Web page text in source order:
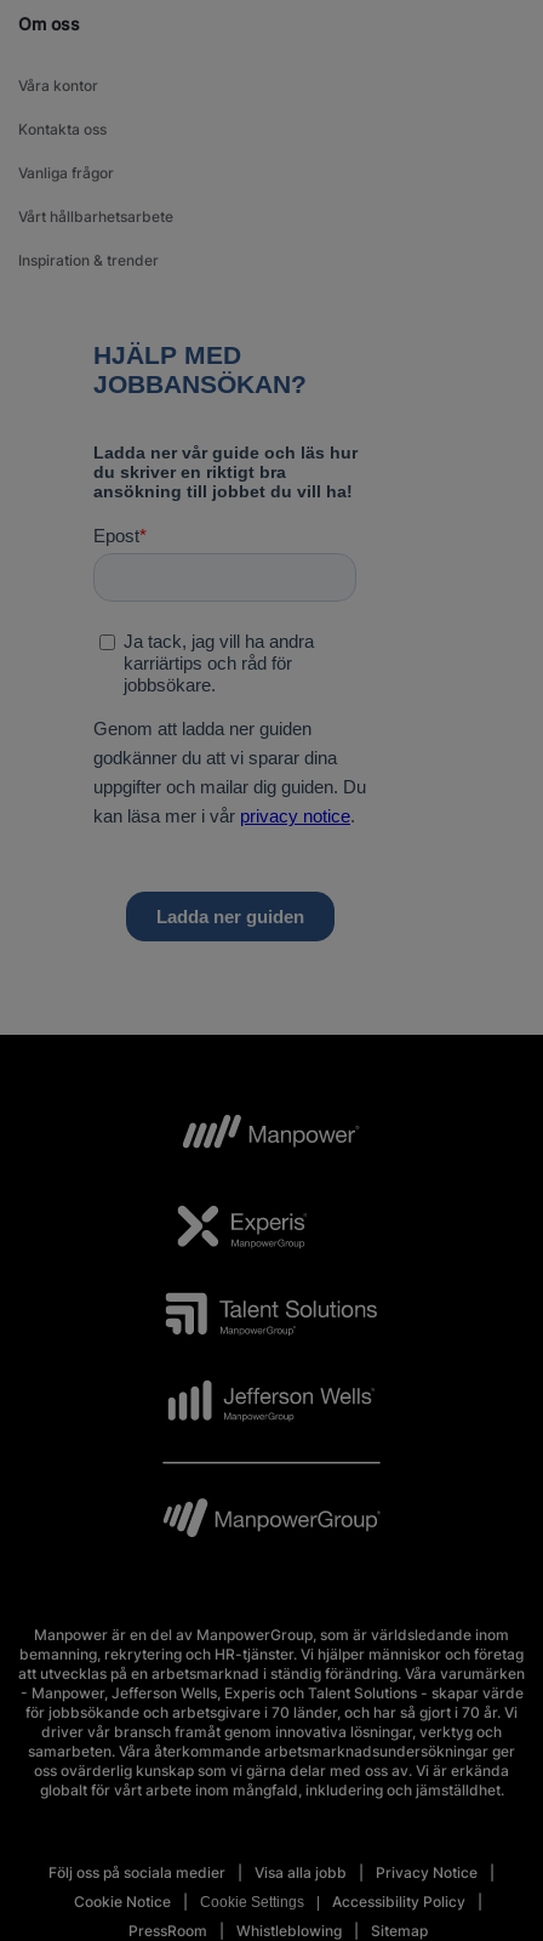
Om oss
Våra kontor
Kontakta oss
Vanliga frågor
Vårt hållbarhetsarbete
Inspiration & trender
Manpower är en del av ManpowerGroup, som är världsledande inom
bemanning, rekrytering och HR-tjänster. Vi hjälper människor och företag
att utvecklas på en arbetsmarknad i ständig förändring. Våra varumärken
- Manpower, Jefferson Wells, Experis och Talent Solutions - skapar värde
för jobbsökande och arbetsgivare i 70 länder, och har så gjort i 70 år. Vi
driver vår bransch framåt genom innovativa lösningar, verktyg och
samarbeten. Våra återkommande arbetsmarknadsundersökningar ger
oss ovärderlig kunskap som vi gärna delar med oss av. Vi är erkända
globalt för vårt arbete inom mångfald, inkludering och jämställdhet.
Följ oss på sociala medier Visa alla jobb
Privacy Notice
Cookie Notice
Cookie Settings
Accessibility Policy
PressRoom
Whistleblowing Sitemap